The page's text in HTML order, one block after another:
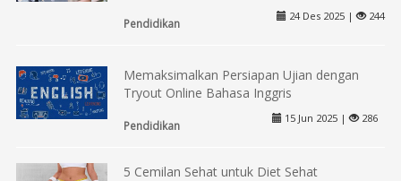
Pendidikan
24 Des 2025 | 244
Memaksimalkan Persiapan Ujian dengan
Tryout Online Bahasa Inggris
Pendidikan
15 Jun 2025 | 286
5 Cemilan Sehat untuk Diet Sehat